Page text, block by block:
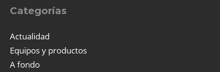
Categorías
Actualidad
Equipos y productos
A fondo